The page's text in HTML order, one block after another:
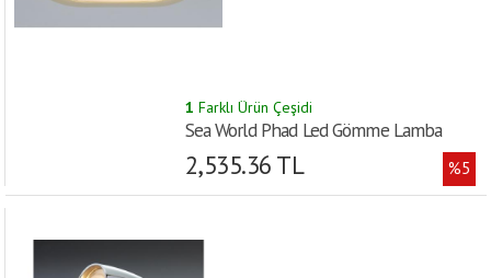
1 Farklı Ürün Çeşidi
Sea World Phad Led Gömme Lamba
2,535.36 TL %5